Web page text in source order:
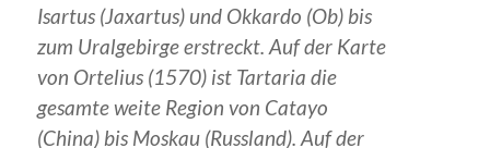
Isartus (Jaxartus) und Okkardo (Ob) bis
zum Uralgebirge erstreckt. Auf der Karte
von Ortelius (1570) ist Tartaria die
gesamte weite Region von Catayo
(China) bis Moskau (Russland). Auf der